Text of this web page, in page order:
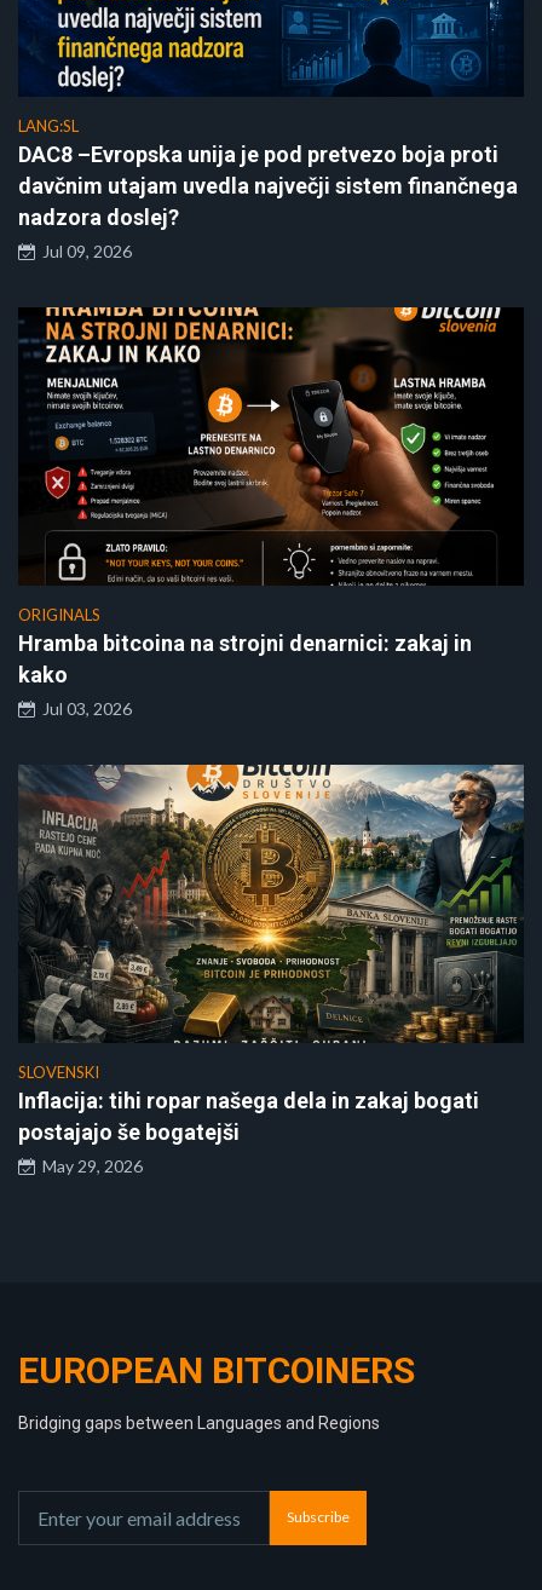
LANG:SL
DAC8 –Evropska unija je pod pretvezo boja proti
davčnim utajam uvedla največji sistem finančnega
nadzora doslej?
Jul 09, 2026
ORIGINALS
Hramba bitcoina na strojni denarnici: zakaj in
kako
Jul 03, 2026
SLOVENSKI
Inflacija: tihi ropar našega dela in zakaj bogati
postajajo še bogatejši
May 29, 2026
EUROPEAN BITCOINERS
Bridging gaps between Languages and Regions
Subscribe